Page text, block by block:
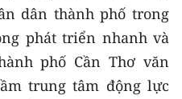
dân thành phố trong
phát triển nhanh và
phố Cần Thơ văn
trung tâm động lực